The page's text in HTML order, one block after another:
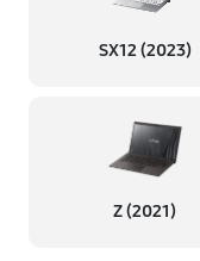
SX12 (2023)
Z (2021)